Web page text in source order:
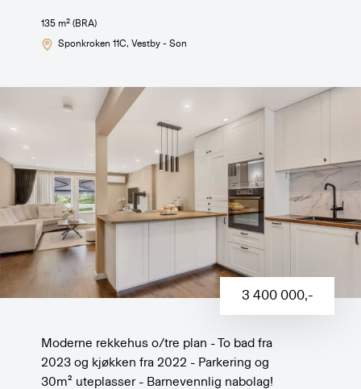
135 m2 (BRA)
Sponkroken 11C, Vestby - Son
3 400 000,-
Moderne rekkehus o/tre plan - To bad fra
2023 og kjøkken fra 2022 - Parkering og
30m² uteplasser - Barnevennlig nabolag!